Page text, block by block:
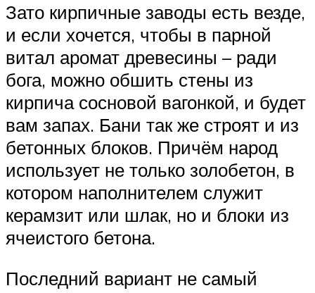
Зато кирпичные заводы есть везде,
и если хочется, чтобы в парной
витал аромат древесины – ради
бога, можно обшить стены из
кирпича сосновой вагонкой, и будет
вам запах. Бани так же строят и из
бетонных блоков. Причём народ
использует не только золобетон, в
котором наполнителем служит
керамзит или шлак, но и блоки из
ячеистого бетона.
Последний вариант не самый